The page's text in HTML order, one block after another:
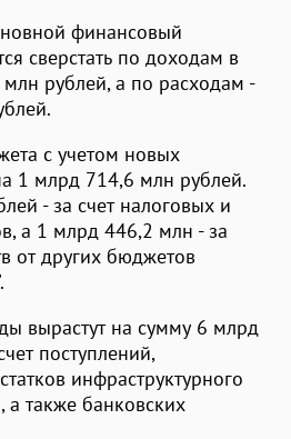
финансовый
сверстать по доходам в
рублей, а по расходам -
с учетом новых
1 млрд 714,6 млн рублей.
- за счет налоговых и
а 1 млрд 446,2 млн - за
от других бюджетов
вырастут на сумму 6 млрд
поступлений,
инфраструктурного
также банковских